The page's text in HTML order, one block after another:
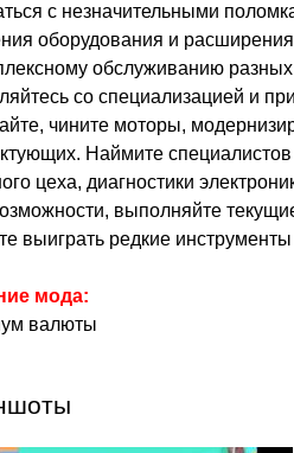
с незначительными
оборудования и
обслуживанию
со специализацией и
чините моторы,
Наймите
цеха, диагностики
выполняйте
выиграть редкие
мода:
валюты